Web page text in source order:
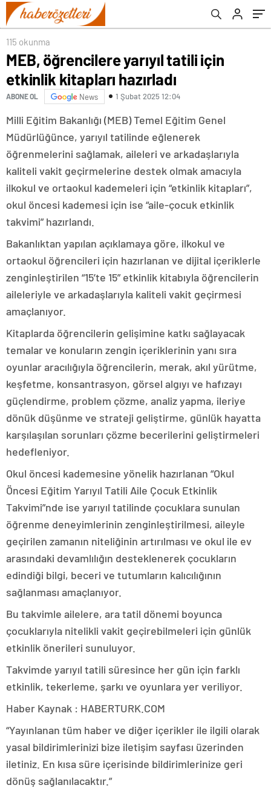
115 okunma
MEB, öğrencilere yarıyıl tatili için
etkinlik kitapları hazırladı
ABONE OL News 1 Şubat 2025 12:04
Milli Eğitim Bakanlığı (MEB) Temel Eğitim Genel
Müdürlüğünce, yarıyıl tatilinde eğlenerek
öğrenmelerini sağlamak, aileleri ve arkadaşlarıyla
kaliteli vakit geçirmelerine destek olmak amacıyla
ilkokul ve ortaokul kademeleri için “etkinlik kitapları”,
okul öncesi kademesi için ise “aile-çocuk etkinlik
takvimi” hazırlandı.
Bakanlıktan yapılan açıklamaya göre, ilkokul ve
ortaokul öğrencileri için hazırlanan ve dijital içeriklerle
zenginleştirilen “15’te 15” etkinlik kitabıyla öğrencilerin
aileleriyle ve arkadaşlarıyla kaliteli vakit geçirmesi
amaçlanıyor.
Kitaplarda öğrencilerin gelişimine katkı sağlayacak
temalar ve konuların zengin içeriklerinin yanı sıra
oyunlar aracılığıyla öğrencilerin, merak, akıl yürütme,
keşfetme, konsantrasyon, görsel algıyı ve hafızayı
güçlendirme, problem çözme, analiz yapma, ileriye
dönük düşünme ve strateji geliştirme, günlük hayatta
karşılaşılan sorunları çözme becerilerini geliştirmeleri
hedefleniyor.
Okul öncesi kademesine yönelik hazırlanan “Okul
Öncesi Eğitim Yarıyıl Tatili Aile Çocuk Etkinlik
Takvimi”nde ise yarıyıl tatilinde çocuklara sunulan
öğrenme deneyimlerinin zenginleştirilmesi, aileyle
geçirilen zamanın niteliğinin artırılması ve okul ile ev
arasındaki devamlılığın desteklenerek çocukların
edindiği bilgi, beceri ve tutumların kalıcılığının
sağlanması amaçlanıyor.
Bu takvimle ailelere, ara tatil dönemi boyunca
çocuklarıyla nitelikli vakit geçirebilmeleri için günlük
etkinlik önerileri sunuluyor.
Takvimde yarıyıl tatili süresince her gün için farklı
etkinlik, tekerleme, şarkı ve oyunlara yer veriliyor.
Haber Kaynak : HABERTURK.COM
“Yayınlanan tüm haber ve diğer içerikler ile ilgili olarak
yasal bildirimlerinizi bize iletişim sayfası üzerinden
iletiniz. En kısa süre içerisinde bildirimlerinize geri
dönüş sağlanılacaktır.”